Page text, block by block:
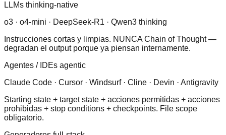
LLMs thinking-native
o3 · o4-mini · DeepSeek-R1 · Qwen3 thinking
Instrucciones cortas y limpias. NUNCA Chain of Thought —
degradan el output porque ya piensan internamente.
Agentes / IDEs agentic
Claude Code · Cursor · Windsurf · Cline · Devin · Antigravity
Starting state + target state + acciones permitidas + acciones
prohibidas + stop conditions + checkpoints. File scope
obligatorio.